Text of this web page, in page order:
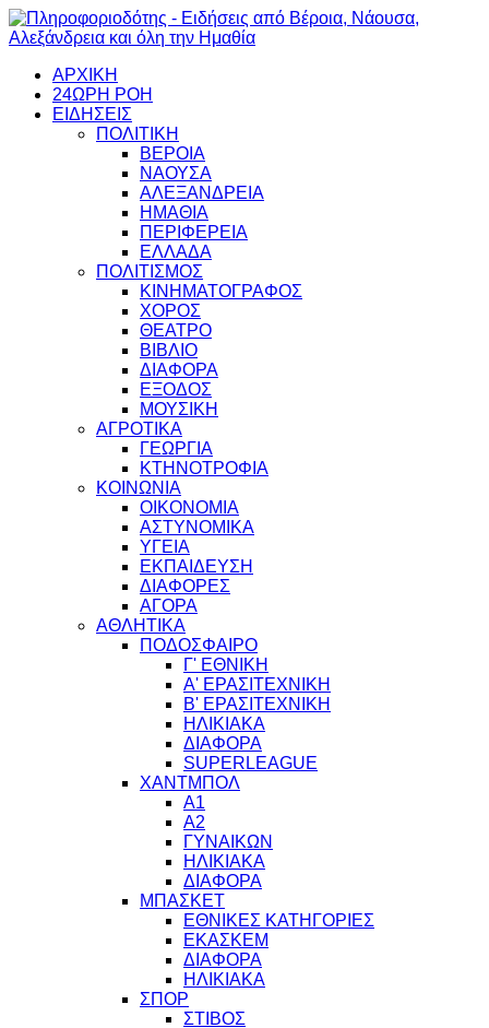
ΑΡΧΙΚΗ
24ΩΡΗ ΡΟΗ
ΕΙΔΗΣΕΙΣ
ΠΟΛΙΤΙΚΗ
ΒΕΡΟΙΑ
ΝΑΟΥΣΑ
ΑΛΕΞΑΝΔΡΕΙΑ
ΗΜΑΘΙΑ
ΠΕΡΙΦΕΡΕΙΑ
ΕΛΛΑΔΑ
ΠΟΛΙΤΙΣΜΟΣ
ΚΙΝΗΜΑΤΟΓΡΑΦΟΣ
ΧΟΡΟΣ
ΘΕΑΤΡΟ
ΒΙΒΛΙΟ
ΔΙΑΦΟΡΑ
ΕΞΟΔΟΣ
ΜΟΥΣΙΚΗ
ΑΓΡΟΤΙΚΑ
ΓΕΩΡΓΙΑ
ΚΤΗΝΟΤΡΟΦΙΑ
ΚΟΙΝΩΝΙΑ
ΟΙΚΟΝΟΜΙΑ
ΑΣΤΥΝΟΜΙΚΑ
ΥΓΕΙΑ
ΕΚΠΑΙΔΕΥΣΗ
ΔΙΑΦΟΡΕΣ
ΑΓΟΡΑ
ΑΘΛΗΤΙΚΑ
ΠΟΔΟΣΦΑΙΡΟ
Γ' ΕΘΝΙΚΗ
Α' ΕΡΑΣΙΤΕΧΝΙΚΗ
Β' ΕΡΑΣΙΤΕΧΝΙΚΗ
ΗΛΙΚΙΑΚΑ
ΔΙΑΦΟΡΑ
SUPERLEAGUE
ΧΑΝΤΜΠΟΛ
Α1
Α2
ΓΥΝΑΙΚΩΝ
ΗΛΙΚΙΑΚΑ
ΔΙΑΦΟΡΑ
ΜΠΑΣΚΕΤ
ΕΘΝΙΚΕΣ ΚΑΤΗΓΟΡΙΕΣ
ΕΚΑΣΚΕΜ
ΔΙΑΦΟΡΑ
ΗΛΙΚΙΑΚΑ
ΣΠΟΡ
ΣΤΙΒΟΣ